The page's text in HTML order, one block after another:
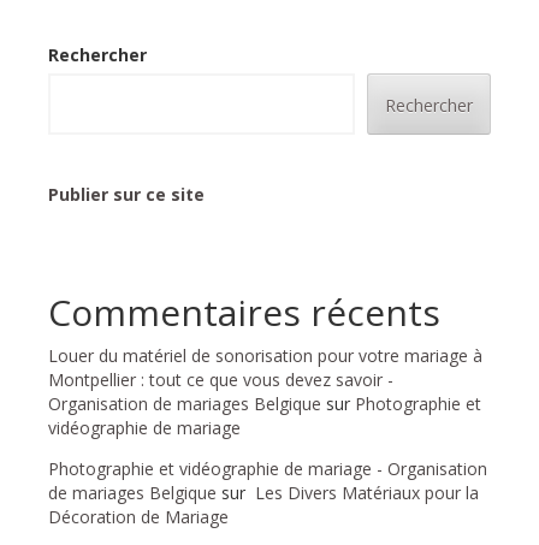
Rechercher
Rechercher
Publier sur ce site
Commentaires récents
Louer du matériel de sonorisation pour votre mariage à
Montpellier : tout ce que vous devez savoir -
Organisation de mariages Belgique sur Photographie et
vidéographie de mariage
Photographie et vidéographie de mariage - Organisation
de mariages Belgique sur Les Divers Matériaux pour la
Décoration de Mariage